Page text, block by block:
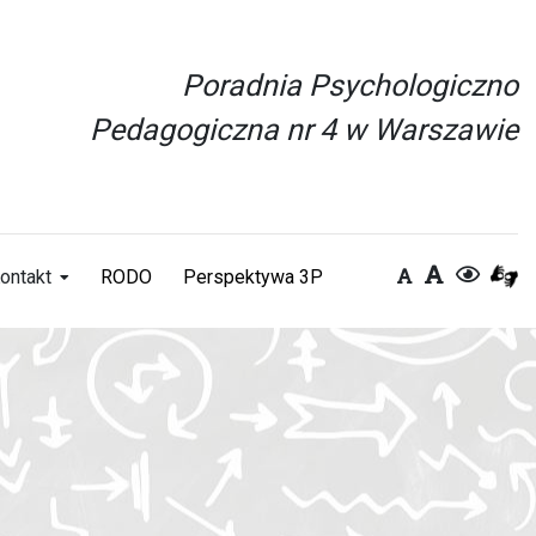
Poradnia Psychologiczno
Pedagogiczna nr 4 w Warszawie
RODO Perspektywa 3P